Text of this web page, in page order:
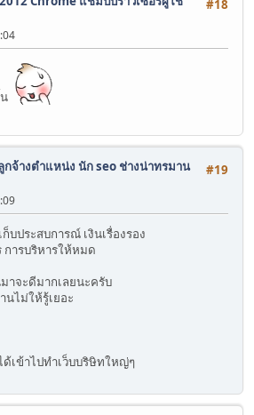
#18
#19
กจ้างตำแหน่ง นัก seo ช่างน่าทรมาน
บประสบการณ์ เงินเรื่องรอง
การบริหารให้หมด
าจะดีมากเลยนะครับ
ไม่ให้รู้เยอะ
เข้าไปทำเว็บบริษิทใหญ่ๆ